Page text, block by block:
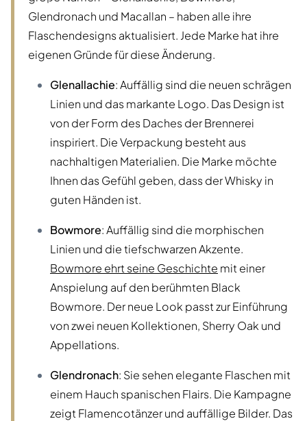
Glendronach und Macallan – haben alle ihre
Flaschendesigns aktualisiert. Jede Marke hat ihre
eigenen Gründe für diese Änderung.
Glenallachie: Auffällig sind die neuen schrägen
Linien und das markante Logo. Das Design ist
von der Form des Daches der Brennerei
inspiriert. Die Verpackung besteht aus
nachhaltigen Materialien. Die Marke möchte
Ihnen das Gefühl geben, dass der Whisky in
guten Händen ist.
Bowmore: Auffällig sind die morphischen
Linien und die tiefschwarzen Akzente.
Bowmore ehrt seine Geschichte mit einer
Anspielung auf den berühmten Black
Bowmore. Der neue Look passt zur Einführung
von zwei neuen Kollektionen, Sherry Oak und
Appellations.
Glendronach: Sie sehen elegante Flaschen mit
einem Hauch spanischen Flairs. Die Kampagne
zeigt Flamencotänzer und auffällige Bilder. Das